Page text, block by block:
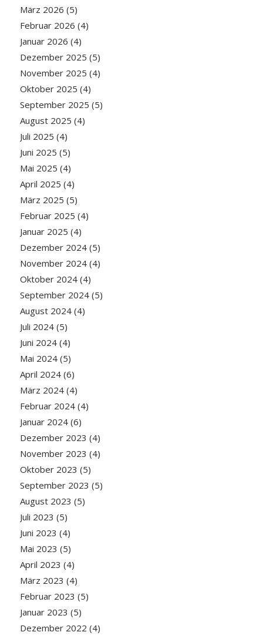
März 2026 (5)
Februar 2026 (4)
Januar 2026 (4)
Dezember 2025 (5)
November 2025 (4)
Oktober 2025 (4)
September 2025 (5)
August 2025 (4)
Juli 2025 (4)
Juni 2025 (5)
Mai 2025 (4)
April 2025 (4)
März 2025 (5)
Februar 2025 (4)
Januar 2025 (4)
Dezember 2024(5)
November 2024(4)
Oktober 2024(4)
September 2024(5)
August 2024(4)
Juli 2024(5)
Juni 2024(4)
Mai 2024(5)
April 2024(6)
März 2024(4)
Februar 2024(4)
Januar 2024(6)
Dezember 2023 (4)
November 2023 (4)
Oktober 2023 (5)
September 2023 (5)
August 2023 (5)
Juli 2023 (5)
Juni 2023 (4)
Mai 2023 (5)
April 2023 (4)
März 2023 (4)
Februar 2023 (5)
Januar 2023 (5)
Dezember 2022 (4)